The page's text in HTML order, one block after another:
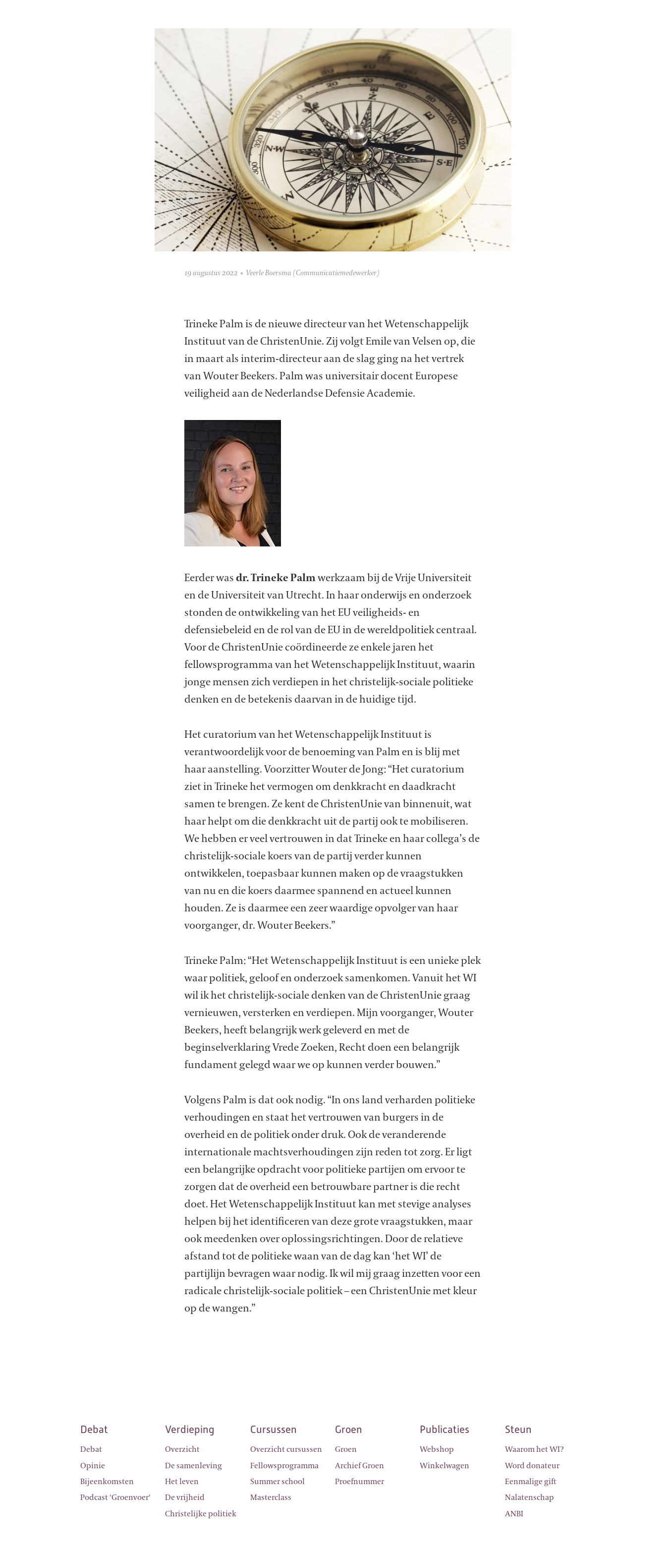
19 augustus 2022 Veerle Boersma (Communicatiemedewerker)
Trineke Palm is de nieuwe directeur van het Wetenschappelijk
Instituut van de ChristenUnie. Zij volgt Emile van Velsen op, die
in maart als interim-directeur aan de slag ging na het vertrek
van Wouter Beekers. Palm was universitair docent Europese
veiligheid aan de Nederlandse Defensie Academie.
Eerder wasdr. Trineke Palmwerkzaam bij de Vrije Universiteit
en de Universiteit van Utrecht. In haar onderwijs en onderzoek
stonden de ontwikkeling van het EU veiligheids- en
defensiebeleid en de rol van de EU in de wereldpolitiek centraal.
Voor de ChristenUnie coördineerde ze enkele jaren het
fellowsprogramma van het Wetenschappelijk Instituut, waarin
jonge mensen zich verdiepen in het christelijk-sociale politieke
denken en de betekenis daarvan in de huidige tijd.
Het curatorium van het Wetenschappelijk Instituut is
verantwoordelijk voor de benoeming van Palm en is blij met
haar aanstelling. Voorzitter Wouter de Jong: “Het curatorium
ziet in Trineke het vermogen om denkkracht en daadkracht
samen te brengen. Ze kent de ChristenUnie van binnenuit, wat
haar helpt om die denkkracht uit de partij ook te mobiliseren.
We hebben er veel vertrouwen in dat Trineke en haar collega’s de
christelijk-sociale koers van de partij verder kunnen
ontwikkelen, toepasbaar kunnen maken op de vraagstukken
van nu en die koers daarmee spannend en actueel kunnen
houden. Ze is daarmee een zeer waardige opvolger van haar
voorganger, dr. Wouter Beekers.”
Trineke Palm: “Het Wetenschappelijk Instituut is een unieke plek
waar politiek, geloof en onderzoek samenkomen. Vanuit het WI
wil ik het christelijk-sociale denken van de ChristenUnie graag
vernieuwen, versterken en verdiepen. Mijn voorganger, Wouter
Beekers, heeft belangrijk werk geleverd en met de
beginselverklaring Vrede Zoeken, Recht doen een belangrijk
fundament gelegd waar we op kunnen verder bouwen.”
Volgens Palm is dat ook nodig. “In ons land verharden politieke
verhoudingen en staat het vertrouwen van burgers in de
overheid en de politiek onder druk. Ook de veranderende
internationale machtsverhoudingen zijn reden tot zorg. Er ligt
een belangrijke opdracht voor politieke partijen om ervoor te
zorgen dat de overheid een betrouwbare partner is die recht
doet. Het Wetenschappelijk Instituut kan met stevige analyses
helpen bij het identificeren van deze grote vraagstukken, maar
ook meedenken over oplossingsrichtingen. Door de relatieve
afstand tot de politieke waan van de dag kan ‘het WI’ de
partijlijn bevragen waar nodig. Ik wil mij graag inzetten voor een
radicale christelijk-sociale politiek – een ChristenUnie met kleur
op de wangen.”
Debat
Debat
Opinie
Bijeenkomsten
Podcast 'Groenvoer'
Verdieping
Overzicht
De samenleving
Het leven
De vrijheid
Christelijke politiek
Cursussen
Overzicht cursussen
Fellowsprogramma
Summer school
Masterclass
Groen
Groen
Archief Groen
Proefnummer
Publicaties
Webshop
Winkelwagen
Steun
Waarom het WI?
Word donateur
Eenmalige gift
Nalatenschap
ANBI